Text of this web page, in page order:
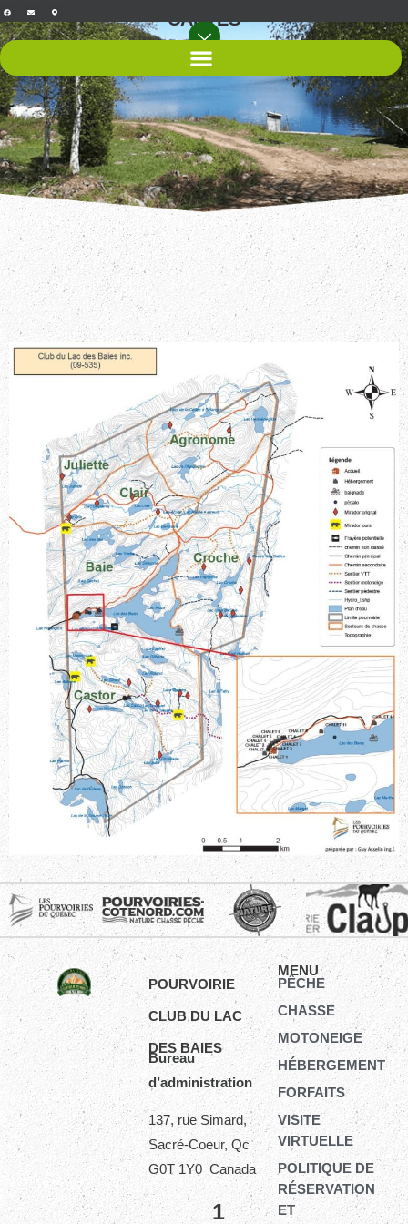
CARTES
POURVOIRIE
CLUB DU LAC
DES BAIES
Bureau
d’administration
137, rue Simard,
Sacré-Coeur, Qc
G0T 1Y0 Canada
1
MENU
PÊCHE
CHASSE
MOTONEIGE
HÉBERGEMENT
FORFAITS
VISITE
VIRTUELLE
POLITIQUE DE
RÉSERVATION
ET